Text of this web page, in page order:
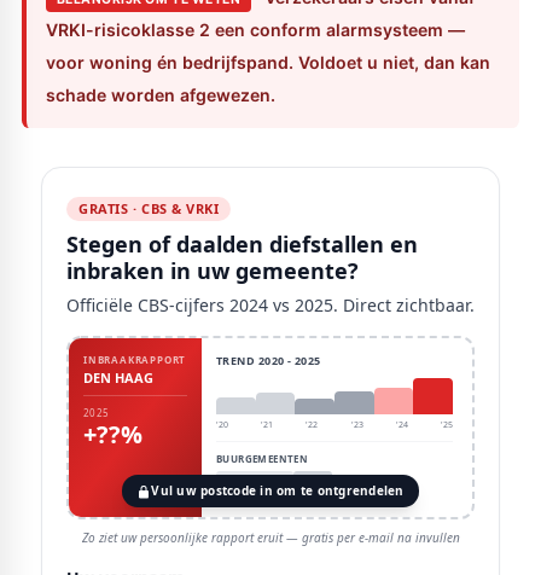
VRKI-risicoklasse 2 een conform alarmsysteem —
voor woning én bedrijfspand. Voldoet u niet, dan kan
schade worden afgewezen.